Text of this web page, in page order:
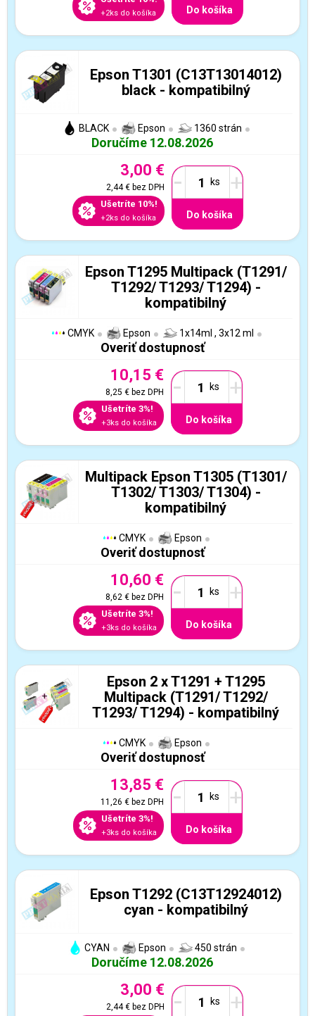
+2ks do košíka Do košíka
Epson T1301 (C13T13014012)
black - kompatibilný
BLACK Epson 1360 strán
Doručíme 12.08.2026
3,00 €
2,44 €bez DPH
Ušetríte 10%!
+2ks do košíka
- +
Do košíka
Epson T1295 Multipack (T1291/
T1292/ T1293/ T1294) -
kompatibilný
CMYK Epson 1x14ml , 3x12 ml
Overiť dostupnosť
10,15 €
8,25 €bez DPH
Ušetríte 3%!
+3ks do košíka
- +
Do košíka
Multipack Epson T1305 (T1301/
T1302/ T1303/ T1304) -
kompatibilný
CMYK Epson
Overiť dostupnosť
10,60 €
8,62 €bez DPH
Ušetríte 3%!
+3ks do košíka
- +
Do košíka
Epson 2 x T1291 + T1295
Multipack (T1291/ T1292/
T1293/ T1294) - kompatibilný
CMYK Epson
Overiť dostupnosť
13,85 €
11,26 €bez DPH
Ušetríte 3%!
+3ks do košíka
- +
Do košíka
Epson T1292 (C13T12924012)
cyan - kompatibilný
CYAN Epson 450 strán
Doručíme 12.08.2026
3,00 €
2,44 €bez DPH - +